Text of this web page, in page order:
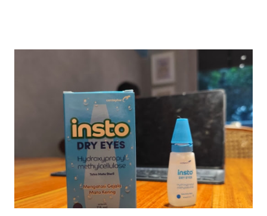
Tidak semua bisnis membutuhkan forklift baru. Bagi
perusahaan yang ingin menekan anggaran tanpa
mengorbankan kualitas, memilih forklift bekas bisa menjadi
langkah cerdas. SHN menyediakan berbagai unit forklift
second yang masih dalam kondisi prima dan layak
operasional. Setiap unit telah melalui proses inspeksi
menyeluruh oleh teknisi berpengalaman sebelum
ditawarkan kepada pelanggan. Forklift bekas dari SHN
memiliki keunggulan: ● Harga lebih terjangkau dibanding
unit baru ●...